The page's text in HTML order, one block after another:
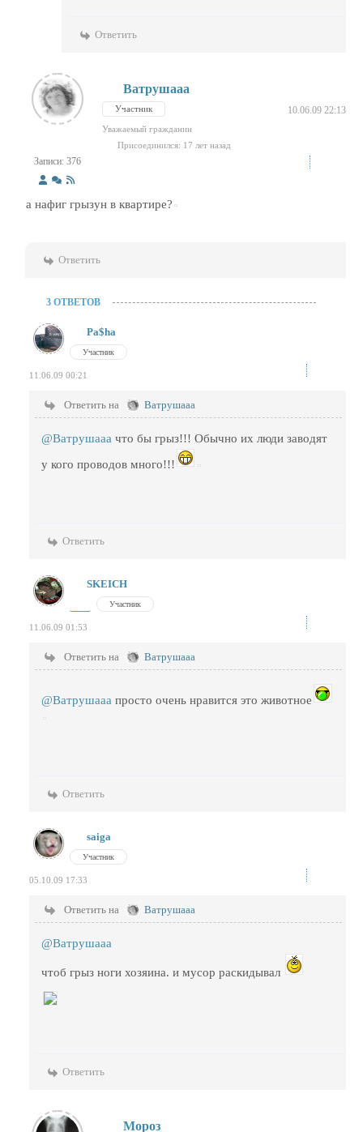
Ответить
Записи: 376
Ватрушааа
Участник 10.06.09 22:13
Уважаемый гражданин
Присоединился: 17 лет назад
а нафиг грызун в квартире?
Ответить
3 ОТВЕТОВ
Pa$ha
Участник
11.06.09 00:21
Ответить на Ватрушааа
@Ватрушааа что бы грыз!!! Обычно их люди заводят
у кого проводов много!!!
Ответить
SKEICH
Участник
11.06.09 01:53
Ответить на Ватрушааа
@Ватрушааа просто очень нравится это животное
Ответить
saiga
Участник
05.10.09 17:33
Ответить на Ватрушааа
@Ватрушааа
чтоб грыз ноги хозяина. и мусор раскидывал
Ответить
Мороз